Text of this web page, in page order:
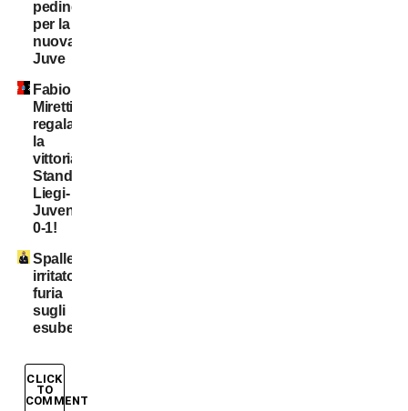
pedine
per la
nuova
Juve
Fabio
Miretti
regala
la
vittoria,
Standard
Liegi-
Juventus
0-1!
Spalletti
irritato:
furia
sugli
esuberi!
CLICK
TO
COMMENT